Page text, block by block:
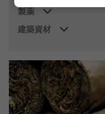
製薬
建築資材